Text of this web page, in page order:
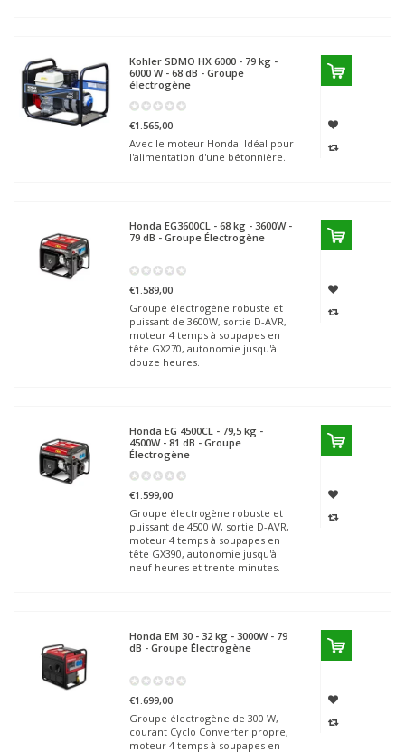
Kohler SDMO HX 6000 - 79 kg -
6000 W - 68 dB - Groupe
électrogène
€1.565,00
Avec le moteur Honda. Idéal pour
l'alimentation d'une bétonnière.
Honda EG3600CL - 68 kg - 3600W -
79 dB - Groupe Électrogène
€1.589,00
Groupe électrogène robuste et
puissant de 3600W, sortie D-AVR,
moteur 4 temps à soupapes en
tête GX270, autonomie jusqu'à
douze heures.
Honda EG 4500CL - 79,5 kg -
4500W - 81 dB - Groupe
Électrogène
€1.599,00
Groupe électrogène robuste et
puissant de 4500 W, sortie D-AVR,
moteur 4 temps à soupapes en
tête GX390, autonomie jusqu'à
neuf heures et trente minutes.
Honda EM 30 - 32 kg - 3000W - 79
dB - Groupe Électrogène
€1.699,00
Groupe électrogène de 300 W,
courant Cyclo Converter propre,
moteur 4 temps à soupapes en